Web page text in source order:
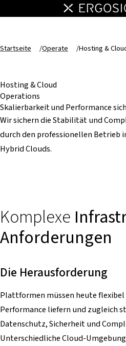
Startseite /Operate /Hosting &
Hosting & Cloud
Operations
Skalierbarkeit und Performance
Wir sichern die Stabilität und
durch den professionellen Betrieb
Hybrid Clouds.
Komplexe
Anforderungen
Die Herausforderung
Plattformen müssen heute flexibel
Performance liefern und zugleich
Datenschutz, Sicherheit und
Unterschiedliche Cloud-